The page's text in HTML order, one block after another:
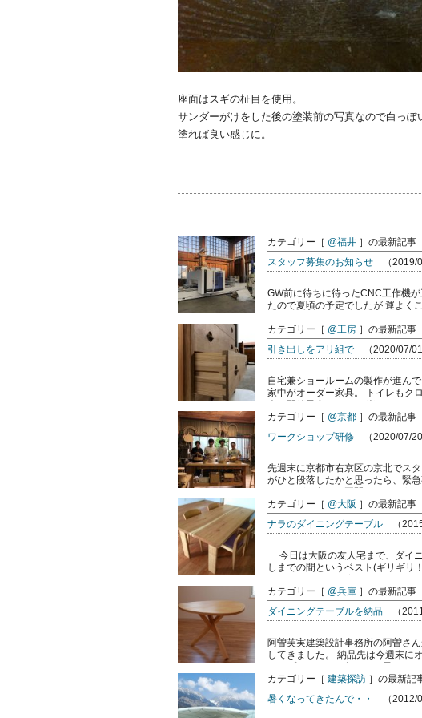
座面はスギの柾目を使用。
サンダーがけをした後の塗装前の写真なので白っぽ
塗れば良い感じに。
カテゴリー［ @福井 ］の最新記事
スタッフ募集のお知らせ （2019/
GW前に待ちに待ったCNC工作機
たので夏頃の予定でしたが 運よく
カテゴリー［ @工房 ］の最新記事
引き出しをアリ組で （2020/07/01
自宅兼ショールームの製作が進ん
家中がオーダー家具。 トイレもク
カテゴリー［ @京都 ］の最新記事
ワークショップ研修 （2020/07/20
先週末に京都市右京区の京北でス
がひと段落したかと思ったら、緊
カテゴリー［ @大阪 ］の最新記事
ナラのダイニングテーブル （
今日は大阪の友人宅まで、ダイ
しまでの間というベスト(ギリギリ
カテゴリー［ @兵庫 ］の最新記事
ダイニングテーブルを納品 （
阿曽芙実建築設計事務所の阿曽さ
してきました。 納品先は今週末に
カテゴリー［ 建築探訪 ］の最新記
暑くなってきたんで・・
（2012/